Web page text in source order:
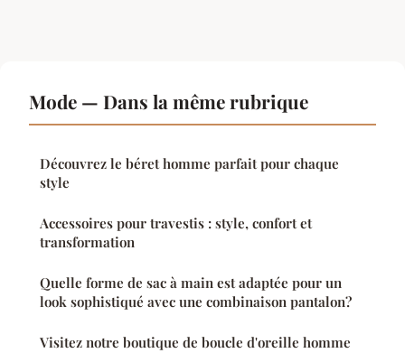
Mode — Dans la même rubrique
Découvrez le béret homme parfait pour chaque
style
Accessoires pour travestis : style, confort et
transformation
Quelle forme de sac à main est adaptée pour un
look sophistiqué avec une combinaison pantalon?
Visitez notre boutique de boucle d'oreille homme